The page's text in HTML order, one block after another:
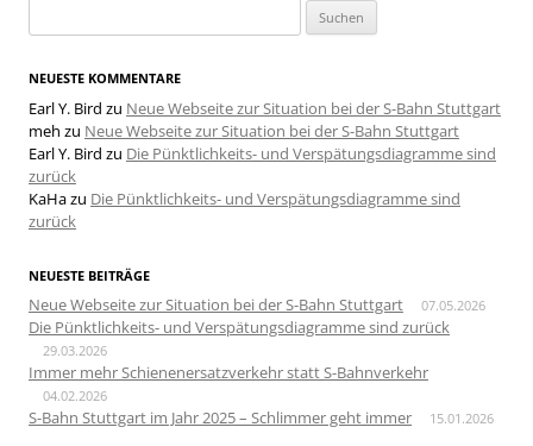
nach:
NEUESTE KOMMENTARE
Earl Y. Bird zu Neue Webseite zur Situation bei der S-Bahn Stuttgart
meh zu Neue Webseite zur Situation bei der S-Bahn Stuttgart
Earl Y. Bird zu Die Pünktlichkeits- und Verspätungsdiagramme sind
zurück
KaHazu Die Pünktlichkeits- und Verspätungsdiagramme sind
zurück
NEUESTE BEITRÄGE
Neue Webseite zur Situation bei der S-Bahn Stuttgart 07.05.2026
Die Pünktlichkeits- und Verspätungsdiagramme sind zurück
29.03.2026
Immer mehr Schienenersatzverkehr statt S-Bahnverkehr
04.02.2026
S-Bahn Stuttgart im Jahr 2025 – Schlimmer geht immer 15.01.2026